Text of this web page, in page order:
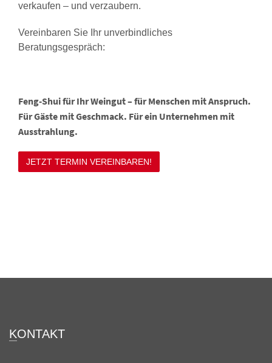
verkaufen – und verzaubern.
Vereinbaren Sie Ihr unverbindliches
Beratungsgespräch:
Feng-Shui für Ihr Weingut – für Menschen mit Anspruch.
Für Gäste mit Geschmack. Für ein Unternehmen mit
Ausstrahlung.
JETZT TERMIN VEREINBAREN!
KONTAKT